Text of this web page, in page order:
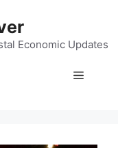
Economic Updates
Menu